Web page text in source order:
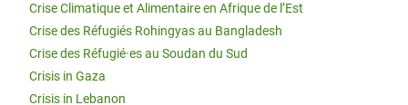
Crise Climatique et Alimentaire en Afrique de l’Est
Crise des Réfugiés Rohingyas au Bangladesh
Crise des Réfugié·es au Soudan du Sud
Crisis in Gaza
Crisis in Lebanon